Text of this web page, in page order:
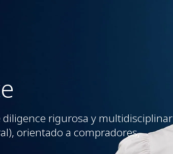
rigurosa y multidisciplinar
orientado a compradores,